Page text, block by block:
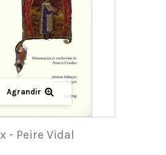
Agrandir
- Peire Vidal